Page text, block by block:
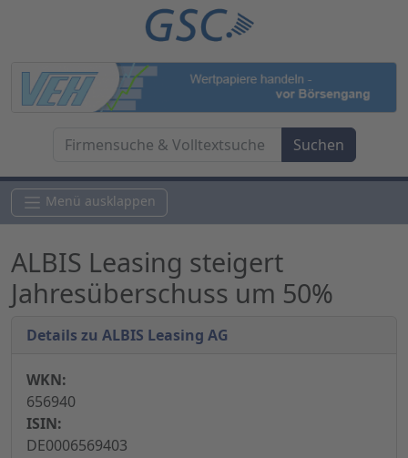
Menü ausklappen
ALBIS Leasing steigert
Jahresüberschuss um 50%
Details zu ALBIS Leasing AG
WKN:
656940
ISIN:
DE0006569403